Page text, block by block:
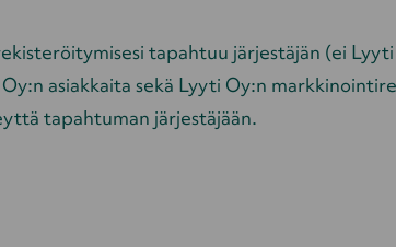
tapahtuu järjestäjän (ei
asiakkaita sekä Lyyti Oy:n
tapahtuman järjestäjään.